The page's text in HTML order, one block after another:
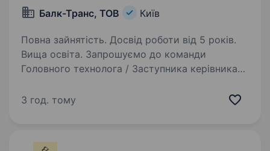
Балк-Транс, ТОВ Київ
Повна зайнятість. Досвід роботи від 5 років.
Вища освіта. Запрошуємо до команди
Головного технолога / Заступника керівника
ефективну організацію виробничих процесів,
3 год. тому